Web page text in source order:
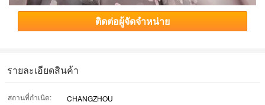
ติดต่อผู้จัดจำหน่าย
รายละเอียดสินค้า
สถานที่กำเนิด:
CHANGZHOU